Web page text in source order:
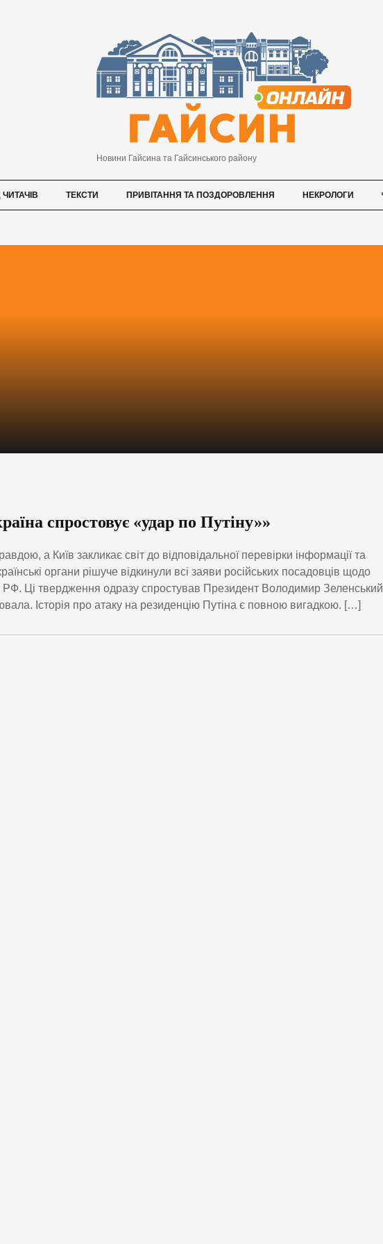
Новини Гайсина та Гайсинського району
ТЕКСТИ ПРИВІТАННЯ ТА ПОЗДОРОВЛЕННЯ НЕКРОЛОГИ
спростовує «удар по Путіну»»
а Київ закликає світ до відповідальної перевірки інформації та
органи рішуче відкинули всі заяви російських посадовців щодо
РФ. Ці твердження одразу спростував Президент Володимир Зеленський
Історія про атаку на резиденцію Путіна є повною вигадкою. […]